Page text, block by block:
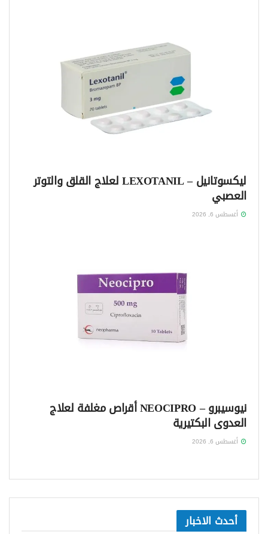
ليكسوتانيل – LEXOTANIL لعلاج القلق والتوتر
العصبي
أغسطس 6, 2026
نيوسيبرو – NEOCIPRO أقراص مغلفة لعلاج
العدوى البكتيرية
أغسطس 6, 2026
أحدث الاخبار